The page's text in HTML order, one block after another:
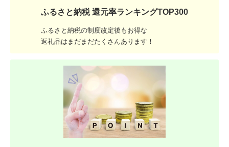
ふるさと納税 還元率ランキングTOP300
ふるさと納税の制度改定後もお得な
返礼品はまだまだたくさんあります！